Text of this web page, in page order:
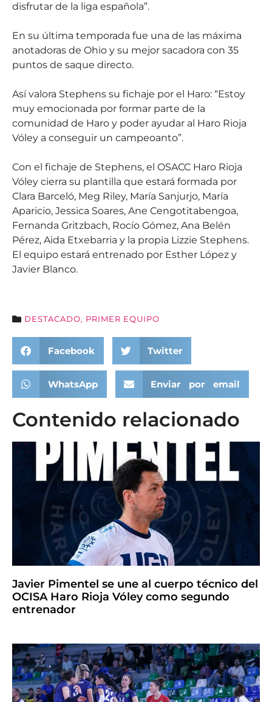
disfrutar de la liga española”.
En su última temporada fue una de las máxima
anotadoras de Ohio y su mejor sacadora con 35
puntos de saque directo.
Así valora Stephens su fichaje por el Haro: “Estoy
muy emocionada por formar parte de la
comunidad de Haro y poder ayudar al Haro Rioja
Vóley a conseguir un campeoanto”.
Con el fichaje de Stephens, el OSACC Haro Rioja
Vóley cierra su plantilla que estará formada por
Clara Barceló, Meg Riley, María Sanjurjo, María
Aparicio, Jessica Soares, Ane Cengotitabengoa,
Fernanda Gritzbach, Rocío Gómez, Ana Belén
Pérez, Aida Etxebarria y la propia Lizzie Stephens.
El equipo estará entrenado por Esther López y
Javier Blanco.
DESTACADO, PRIMER EQUIPO
Facebook Twitter
WhatsApp Enviar por email
Contenido relacionado
Javier Pimentel se une al cuerpo técnico del
OCISA Haro Rioja Vóley como segundo
entrenador